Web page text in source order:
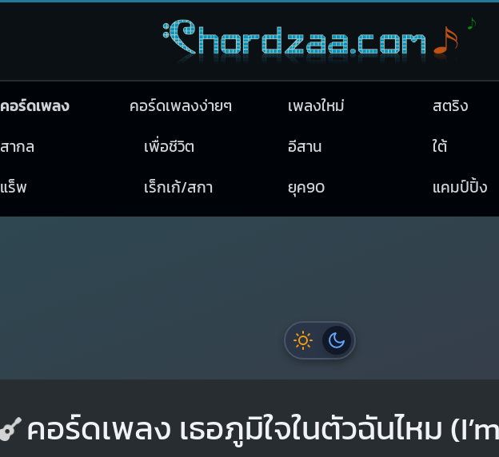
คอร์ดเพลง คอร์ดเพลงง่ายๆ เพลงใหม่
สตริง
สากล
เพื่อชีวิต อีสาน
ใต้
แร็พ
เร็กเก้/สกา ยุค90 แคมป์ปิ้ง
คอร์ดเพลง เธอภูมิใจในตัวฉันไหม